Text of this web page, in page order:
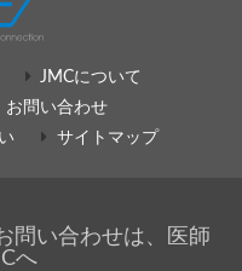
JMCについて
お問い合わせ
サイトマップ
問い合わせは、医師
へ